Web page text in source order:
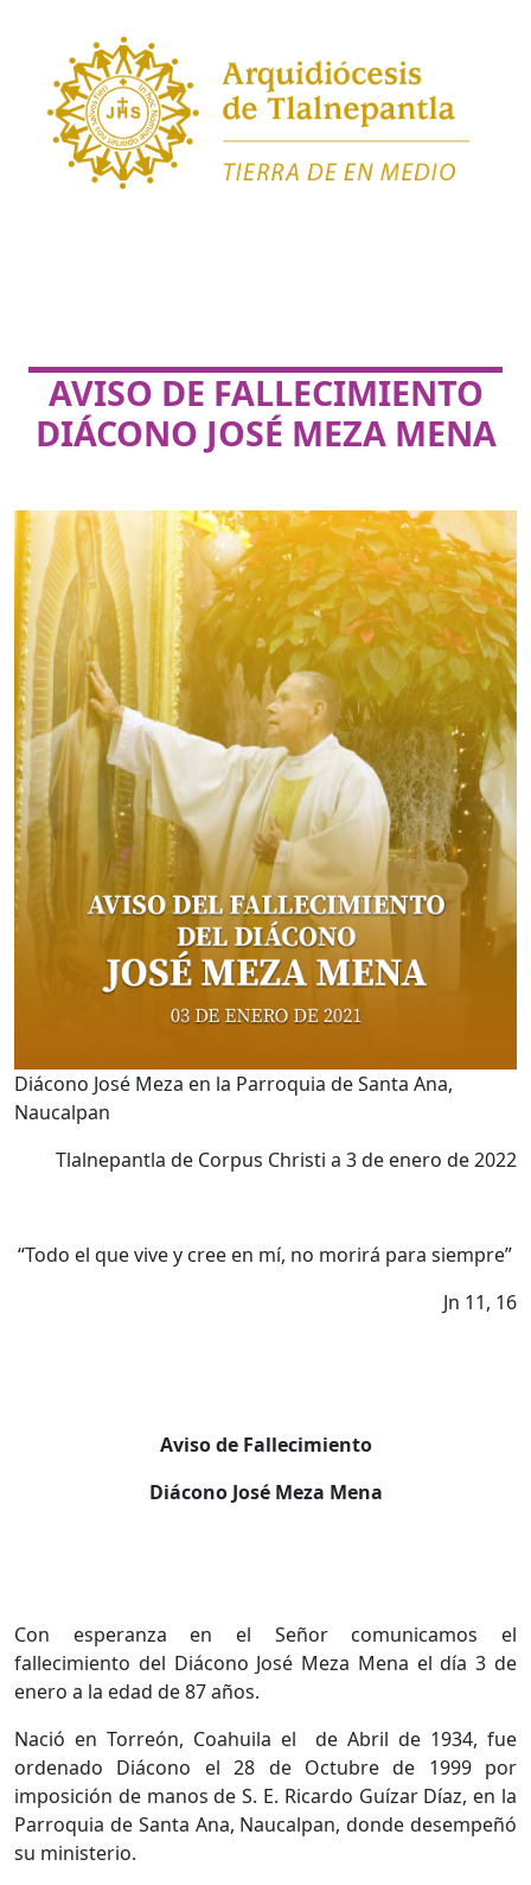
AVISO DE FALLECIMIENTO
DIÁCONO JOSÉ MEZA MENA
Diácono José Meza en la Parroquia de Santa Ana,
Naucalpan
Tlalnepantla de Corpus Christi a 3 de enero de 2022
“Todo el que vive y cree en mí, no morirá para siempre”
Jn 11, 16
Aviso de Fallecimiento
Diácono José Meza Mena
Con esperanza en el Señor comunicamos el
fallecimiento del Diácono José Meza Mena el día 3 de
enero a la edad de 87 años.
Nació en Torreón, Coahuila el
de Abril de 1934, fue
ordenado Diácono el 28 de Octubre de 1999 por
imposición de manos de S. E. Ricardo Guízar Díaz, en la
Parroquia de Santa Ana, Naucalpan, donde desempeñó
su ministerio.